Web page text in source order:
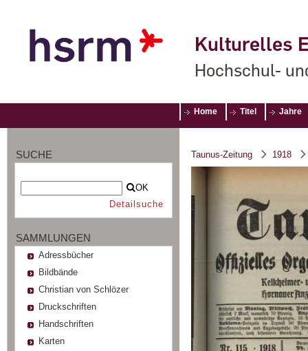
Kulturelles
Hochschul-
Home Titel Jahre
SUCHE
OK
Detailsuche
SAMMLUNGEN
Adressbücher
Bildbände
Christian von Schlözer
Druckschriften
Handschriften
Karten
Taunus-Zeitung 1918